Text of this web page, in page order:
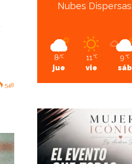
548
Nubes Dispersas
8 ℃
jue
11 ℃
vie
9 ℃
sáb